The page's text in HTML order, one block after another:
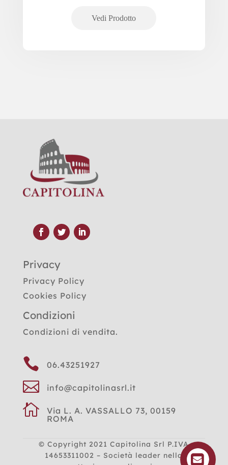
Privacy
Privacy Policy
Cookies Policy
Condizioni
Condizioni di vendita.
 06.43251927
 info@capitolinasrl.it

Via L. A. VASSALLO 73, 00159
ROMA
© Copyright 2021Capitolina Srl P.IVA
14653311002 – Società leader nella